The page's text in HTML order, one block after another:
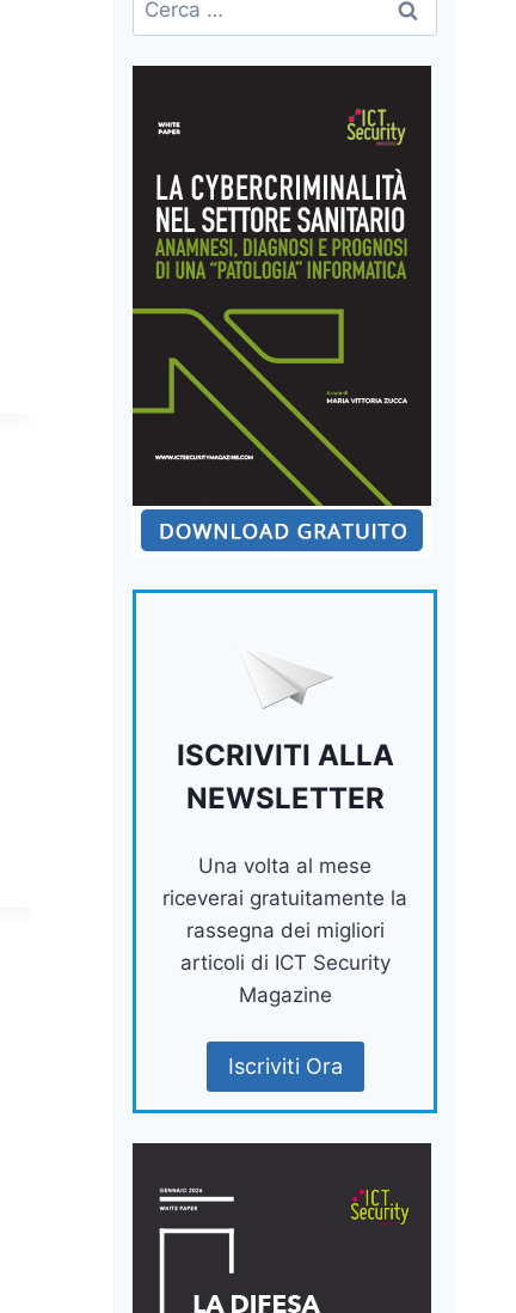
per:
ISCRIVITI ALLA
NEWSLETTER
Una volta al mese
riceverai gratuitamente la
rassegna dei migliori
articoli di ICT Security
Magazine
Iscriviti Ora